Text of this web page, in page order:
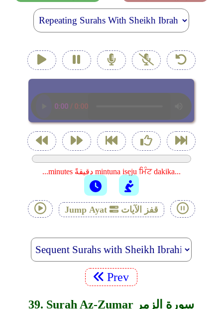
...minutes دقيقةً mintuna isẹju ਮਿੰਟ dakika...
Jump Ayat قفز الآيات
Prev
39. Surah Az-Zumar سورة الزمر